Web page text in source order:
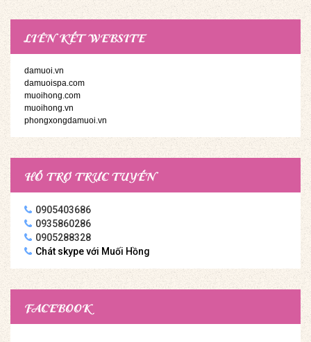
LIÊN KẾT WEBSITE
damuoi.vn
damuoispa.com
muoihong.com
muoihong.vn
phongxongdamuoi.vn
HỖ TRỢ TRỰC TUYẾN
0905403686
0935860286
0905288328
Chát skype với Muối Hồng
FACEBOOK